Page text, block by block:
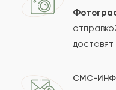
доставят
СМС-